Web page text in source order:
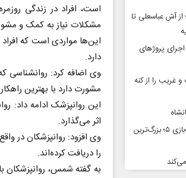
است، افراد در زندگی
مشکلات نیاز به کمک و
این‌ها مواردی است که
دارد.
وی اضافه کرد: روانشناسی
مشورت دارد با بهترین
اثر می‌گذارد.
وی افزود: روانپزشکان در
را دریافت کرده‌اند.
به گفته شمس، روانپزشکان
آش عباسعلی تا
اجرای پروژهای
غریب را از کنه
فروش خیره‌کننده داستان اسباب‌بازی ۵؛ بزرگ‌ترین
اربعین نماد مقاومت در برابر
استکبار‌
رحمت‌الله نوروزی - عضو کمیسیون اجتماعی